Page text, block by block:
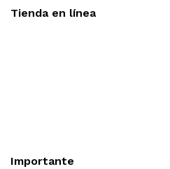
Tienda en línea
Importante